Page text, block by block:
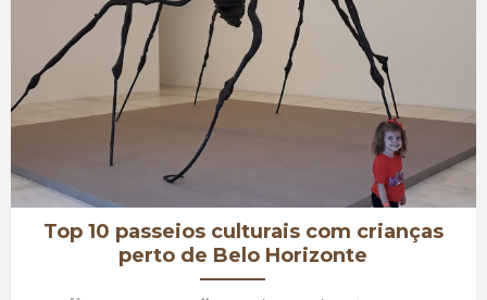
Top 10 passeios culturais com crianças
perto de Belo Horizonte